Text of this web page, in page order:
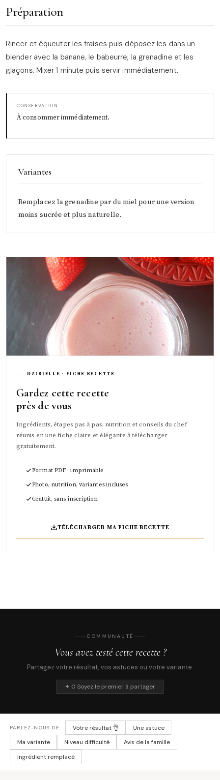
Préparation
Rincer et équeuter les fraises puis déposez les dans un
blender avec la banane, le babeurre, la grenadine et les
glaçons. Mixer 1 minute puis servir immédiatement.
CONSERVATION
À consommer immédiatement.
Variantes
Remplacez la grenadine par du miel pour une version
moins sucrée et plus naturelle.
DZIRIELLE · FICHE RECETTE
Gardez cette recette
près de vous
Ingrédients, étapes pas à pas, nutrition et conseils du chef
réunis en une fiche claire et élégante à télécharger
gratuitement.
Format PDF · imprimable
Photo, nutrition, variantes incluses
Gratuit, sans inscription
TÉLÉCHARGER MA FICHE RECETTE
COMMUNAUTÉ
Vous avez testé cette recette ?
Partagez votre résultat, vos astuces ou votre variante.
✦ 0 Soyez le premier à partager
PARLEZ-NOUS DE : Votre résultat 👌
Une astuce
Ma variante
Niveau difficulté
Avis de la famille
Ingrédient remplacé